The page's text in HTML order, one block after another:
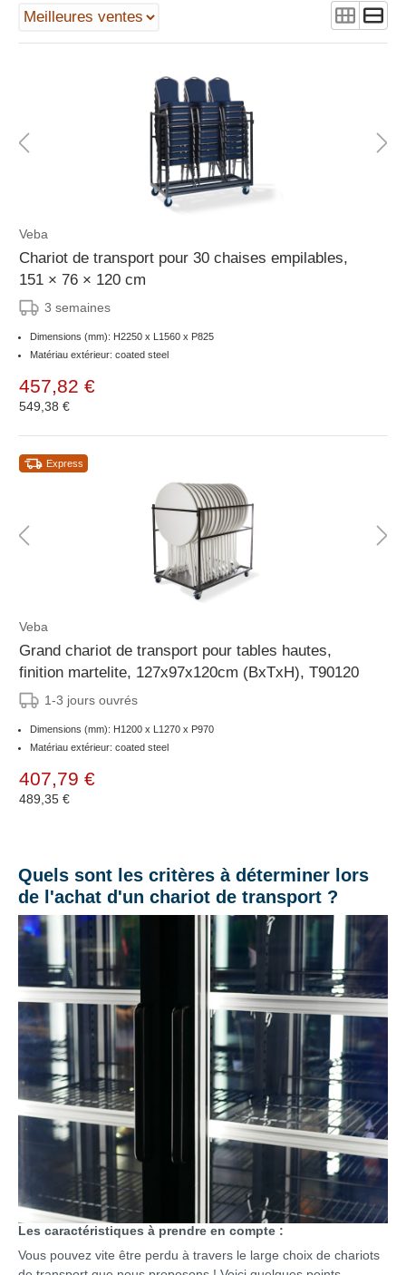
Veba
Chariot de transport pour 30 chaises empilables,
151 × 76 × 120 cm
3 semaines
Dimensions (mm): H2250 x L1560 x P825
Matériau extérieur: coated steel
457,82 €
549,38 €
Express
Veba
Grand chariot de transport pour tables hautes,
finition martelite, 127x97x120cm (BxTxH), T90120
1-3 jours ouvrés
Dimensions (mm): H1200 x L1270 x P970
Matériau extérieur: coated steel
407,79 €
489,35 €
Quels sont les critères à déterminer lors
de l'achat d'un chariot de transport ?
Les caractéristiques à prendre en compte :
Vous pouvez vite être perdu à travers le large choix de chariots